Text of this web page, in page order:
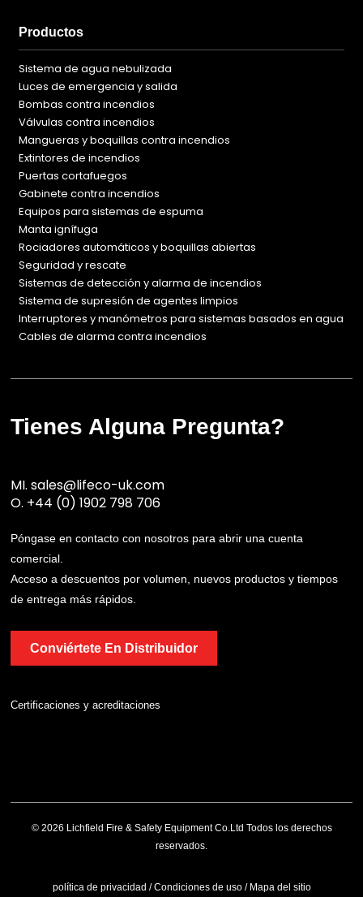
Productos
Sistema de agua nebulizada
Luces de emergencia y salida
Bombas contra incendios
Válvulas contra incendios
Mangueras y boquillas contra incendios
Extintores de incendios
Puertas cortafuegos
Gabinete contra incendios
Equipos para sistemas de espuma
Manta ignífuga
Rociadores automáticos y boquillas abiertas
Seguridad y rescate
Sistemas de detección y alarma de incendios
Sistema de supresión de agentes limpios
Interruptores y manómetros para sistemas basados en agua
Cables de alarma contra incendios
Tienes Alguna Pregunta?
MI.sales@lifeco-uk.com
O. +44 (0) 1902 798 706
Póngase en contacto con nosotros para abrir una cuenta
comercial.
Acceso a descuentos por volumen, nuevos productos y tiempos
de entrega más rápidos.
Conviértete En Distribuidor
Certificaciones y acreditaciones
© 2026 Lichfield Fire & Safety Equipment Co.Ltd Todos los derechos
reservados.
política de privacidad /Condiciones de uso/ Mapa del sitio